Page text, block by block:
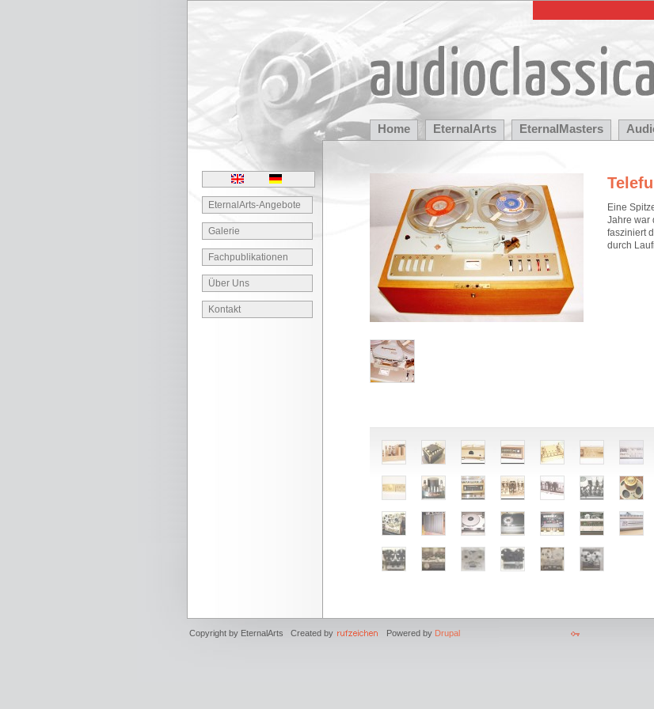
EternalArts-Angebote
Galerie
Fachpublikationen
Über Uns
Kontakt
Eine
Jahre war
fasziniert
durch
Home EternalArts EternalMasters
Copyright by EternalArts Created by Powered by Drupal